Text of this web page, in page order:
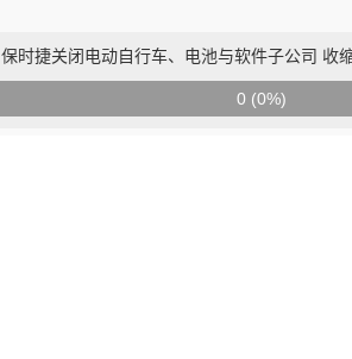
保时捷关闭电动自行车、电池与软件子公司 收
0 (0%)